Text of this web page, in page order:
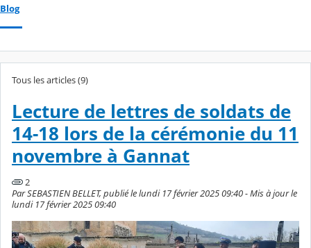
Blog
Tous les articles (9)
Lecture de lettres de soldats de
14-18 lors de la cérémonie du 11
novembre à Gannat
2
Par SEBASTIEN BELLET, publié le lundi 17 février 2025 09:40 - Mis à jour le
lundi 17 février 2025 09:40